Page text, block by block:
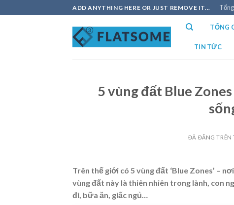
đến
ADD ANYTHING HERE OR JUST REMOVE IT...
TỔNG
TIN TỨC
5 vùng đất Blue
ĐÃ ĐĂNG TRÊN
Trên thế giới có 5 vùng đất ‘Blue Zones’ –
vùng đất này là thiên nhiên trong lành, con
đi, bữa ăn, giấc ngủ…